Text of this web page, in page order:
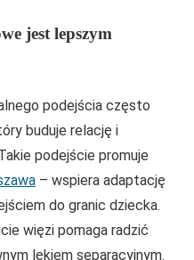
jest lepszym
podejścia często
buduje relację i
podejście promuje
– wspiera adaptację
do granic dziecka.
więzi pomaga radzić
lękiem separacyjnym.